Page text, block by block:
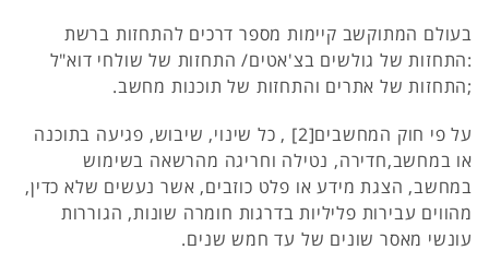
בעולם המתוקשב קיימות מספר דרכים להתחזות ברשת
:התחזות של גולשים בצ'אטים/ התחזות של שולחי דוא"ל
;התחזות של אתרים והתחזות של תוכנות מחשב.
על פי חוק המחשבים[2] , כל שינוי, שיבוש, פגיעה בתוכנה
או במחשב,חדירה, נטילה וחריגה מהרשאה בשימוש
במחשב, הצגת מידע או פלט כוזבים, אשר נעשים שלא כדין,
מהווים עבירות פליליות בדרגות חומרה שונות, הגוררות
עונשי מאסר שונים של עד חמש שנים.